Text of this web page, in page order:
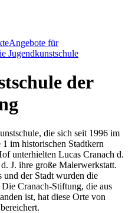
Angebote für
Jugendkunstschule
der
die sich seit 1996 im
im historischen Stadtkern
unterhielten Lucas Cranach d.
J. ihre große Malerwerkstatt.
der Stadt wurden die
Cranach-Stiftung, die aus
ist, hat diese Orte von